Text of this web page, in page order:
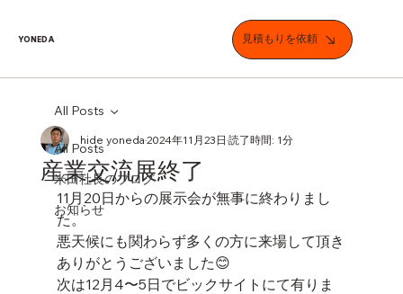
YONEDA 見積もりを依頼
All Posts
米田社長のブログ
お知らせ
All Posts
産業交流展終了
hide yoneda2024年11月23日 読了時間: 1分
11月20日からの展示会が無事に終わりまし
た。
悪天候にも関わらず多くの方に来場して頂き
ありがとうございました😊
次は12月4〜5日でビックサイトにて有りま